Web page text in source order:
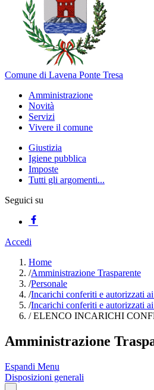
Comune di Lavena Ponte Tresa
Amministrazione
Novità
Servizi
Vivere il comune
Giustizia
Igiene pubblica
Imposte
Tutti gli argomenti...
Seguici su
Accedi
Home
/Amministrazione Trasparente
/Personale
/Incarichi conferiti e autorizzati
/Incarichi conferiti e autorizzati
/ELENCO INCARICHI
Amministrazione
Espandi Menu
Disposizioni generali